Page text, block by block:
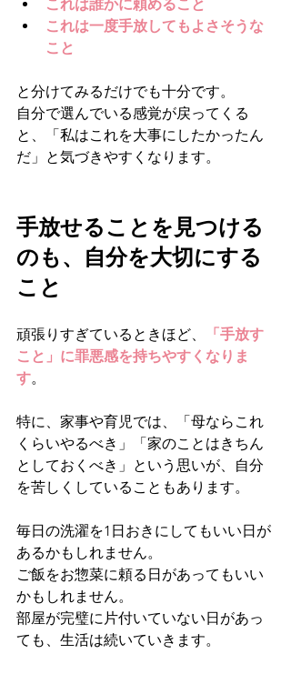
これは誰かに頼めること
これは一度手放してもよさそうな
こと
と分けてみるだけでも十分です。
自分で選んでいる感覚が戻ってくる
と、「私はこれを大事にしたかったん
だ」と気づきやすくなります。
手放せることを見つける
のも、自分を大切にする
こと
頑張りすぎているときほど、
「手放す
こと」に罪悪感を持ちやすくなりま
す。
特に、家事や育児では、「母ならこれ
くらいやるべき」「家のことはきちん
としておくべき」という思いが、自分
を苦しくしていることもあります。
毎日の洗濯を1日おきにしてもいい日が
あるかもしれません。
ご飯をお惣菜に頼る日があってもいい
かもしれません。
部屋が完璧に片付いていない日があっ
ても、生活は続いていきます。